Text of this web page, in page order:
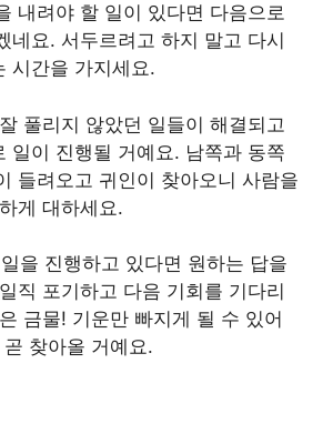
내려야 할 일이 있다면 다음으로
네요. 서두르려고 하지 말고 다시
시간을 가지세요.
풀리지 않았던 일들이 해결되고
일이 진행될 거예요. 남쪽과 동쪽
들려오고 귀인이 찾아오니 사람을
게 대하세요.
을 진행하고 있다면 원하는 답을
직 포기하고 다음 기회를 기다리
금물! 기운만 빠지게 될 수 있어
찾아올 거예요.